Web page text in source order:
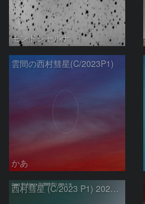
モンドシャルナ
雲間の西村彗星(C/2023P1)
かあ
西村彗星 (C/2023 P1) 2023.9.18